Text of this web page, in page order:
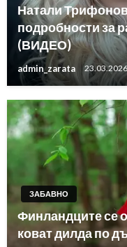
Натали
подробности за
(ВИДЕО)
admin_zarata 23.03.2026
ЗАБАВНО
Финландците се
коват дилда по